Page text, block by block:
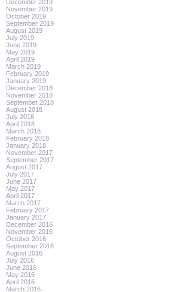
December 2019
November 2019
October 2019
September 2019
August 2019
July 2019
June 2019
May 2019
April 2019
March 2019
February 2019
January 2019
December 2018
November 2018
September 2018
August 2018
July 2018
April 2018
March 2018
February 2018
January 2018
November 2017
September 2017
August 2017
July 2017
June 2017
May 2017
April 2017
March 2017
February 2017
January 2017
December 2016
November 2016
October 2016
September 2016
August 2016
July 2016
June 2016
May 2016
April 2016
March 2016